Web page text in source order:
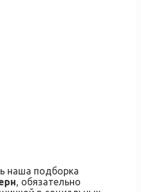
наша подборка
, обязательно